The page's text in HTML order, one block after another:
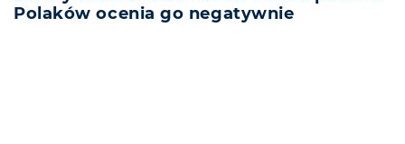
Polaków ocenia go negatywnie